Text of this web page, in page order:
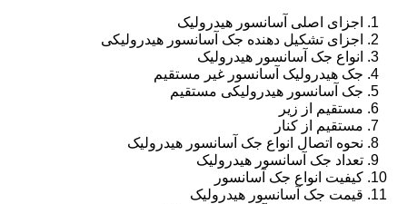
اجزای اصلی آسانسور هیدرولیک
اجزای تشکیل دهنده جک آسانسور هیدرولیکی
انواع جک آسانسور هیدرولیک
جک هیدرولیک آسانسور غیر مستقیم
جک آسانسور هیدرولیکی مستقیم
مستقیم از زیر
مستقیم از کنار
نحوه اتصال انواع جک آسانسور هیدرولیک
تعداد جک آسانسور هیدرولیک
کیفیت انواع جک آسانسور
قیمت جک آسانسور هیدرولیک